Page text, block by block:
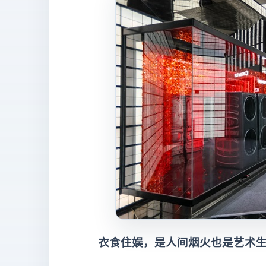
衣食住娱，是人间烟火也是艺术